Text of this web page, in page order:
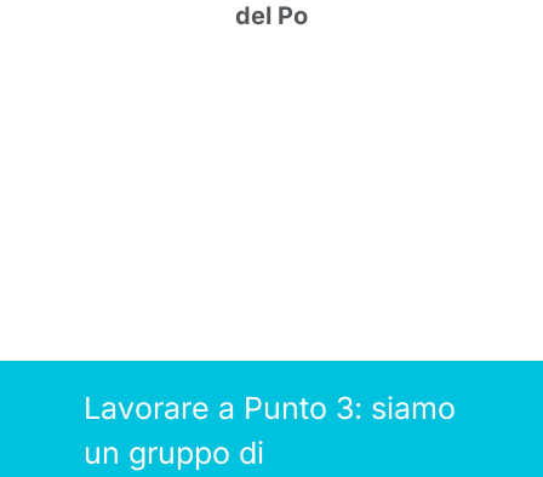
del Po
Lavorare a Punto 3: siamo
un gruppo di